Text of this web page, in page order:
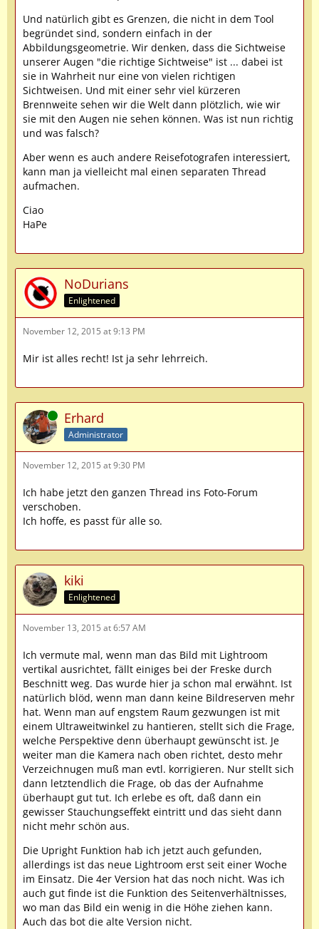
Und natürlich gibt es Grenzen, die nicht in dem Tool
begründet sind, sondern einfach in der
Abbildungsgeometrie. Wir denken, dass die Sichtweise
unserer Augen "die richtige Sichtweise" ist ... dabei ist
sie in Wahrheit nur eine von vielen richtigen
Sichtweisen. Und mit einer sehr viel kürzeren
Brennweite sehen wir die Welt dann plötzlich, wie wir
sie mit den Augen nie sehen können. Was ist nun richtig
und was falsch?
Aber wenn es auch andere Reisefotografen interessiert,
kann man ja vielleicht mal einen separaten Thread
aufmachen.
Ciao
HaPe
NoDurians
Enlightened
November 12, 2015 at 9:13 PM
Mir ist alles recht! Ist ja sehr lehrreich.
Online Erhard
Administrator
November 12, 2015 at 9:30 PM
Ich habe jetzt den ganzen Thread ins Foto-Forum
verschoben.
Ich hoffe, es passt für alle so.
kiki
Enlightened
November 13, 2015 at 6:57 AM
Ich vermute mal, wenn man das Bild mit Lightroom
vertikal ausrichtet, fällt einiges bei der Freske durch
Beschnitt weg. Das wurde hier ja schon mal erwähnt. Ist
natürlich blöd, wenn man dann keine Bildreserven mehr
hat. Wenn man auf engstem Raum gezwungen ist mit
einem Ultraweitwinkel zu hantieren, stellt sich die Frage,
welche Perspektive denn überhaupt gewünscht ist. Je
weiter man die Kamera nach oben richtet, desto mehr
Verzeichnugen muß man evtl. korrigieren. Nur stellt sich
dann letztendlich die Frage, ob das der Aufnahme
überhaupt gut tut. Ich erlebe es oft, daß dann ein
gewisser Stauchungseffekt eintritt und das sieht dann
nicht mehr schön aus.
Die Upright Funktion hab ich jetzt auch gefunden,
allerdings ist das neue Lightroom erst seit einer Woche
im Einsatz. Die 4er Version hat das noch nicht. Was ich
auch gut finde ist die Funktion des Seitenverhältnisses,
wo man das Bild ein wenig in die Höhe ziehen kann.
Auch das bot die alte Version nicht.